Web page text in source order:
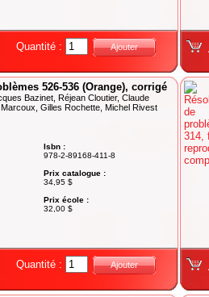
Quantité : Ajouter
526-536 (Orange), corrigé
Bazinet, Réjean Cloutier, Claude
Gilles Rochette, Michel Rivest
Isbn :
978-2-89168-411-8
Prix catalogue :
34,95 $
Prix école :
32,00 $
Quantité : Ajouter